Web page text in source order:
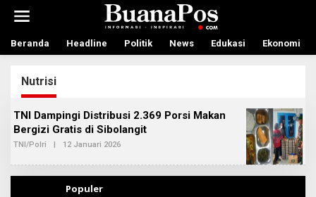
t
Beranda Headline Politik News Edukasi Ekonomi
Nutrisi
TNI Dampingi Distribusi 2.369 Porsi Makan
Bergizi Gratis di Sibolangit
TNI/Polri | 12 Januari 2026
E
H
Populer